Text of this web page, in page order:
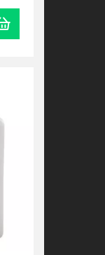
Ajouter au panier